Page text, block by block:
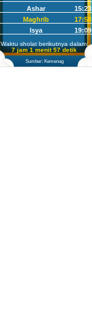
Ashar
15:23
Maghrib
17:58
Isya
19:09
Waktu sholat berikutnya dalam:
7 jam 1 menit 56 detik
Sumber: Kemenag